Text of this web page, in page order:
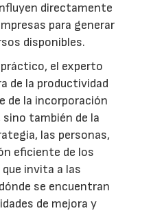
directamente
para generar
disponibles.
el experto
de la productividad
de la incorporación
también de la
las personas,
eficiente de los
invita a las
se encuentran
de mejora y